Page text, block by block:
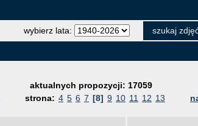
wybierz lata:
aktualnych propozycji: 17059
strona: 4 5 6 7 [8] 9 10 11 12 13